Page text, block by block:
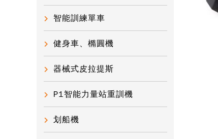
智能訓練單車
健身車、橢圓機
器械式皮拉提斯
P1智能力量站重訓機
划船機